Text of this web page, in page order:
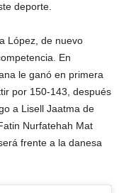
deporte.
López, de nuevo
En
le ganó en primera
por 150-143, después
a Lisell Jaatma de
Nurfatehah Mat
frente a la danesa